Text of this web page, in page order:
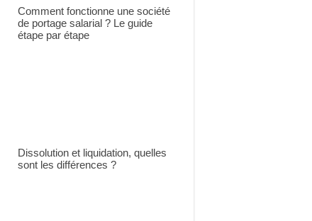
Comment fonctionne une société
de portage salarial ? Le guide
étape par étape
Dissolution et liquidation, quelles
sont les différences ?